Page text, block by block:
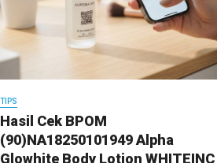
TIPS
Hasil Cek BPOM
(90)NA18250101949 Alpha
Glowhite Body Lotion WHITEINC